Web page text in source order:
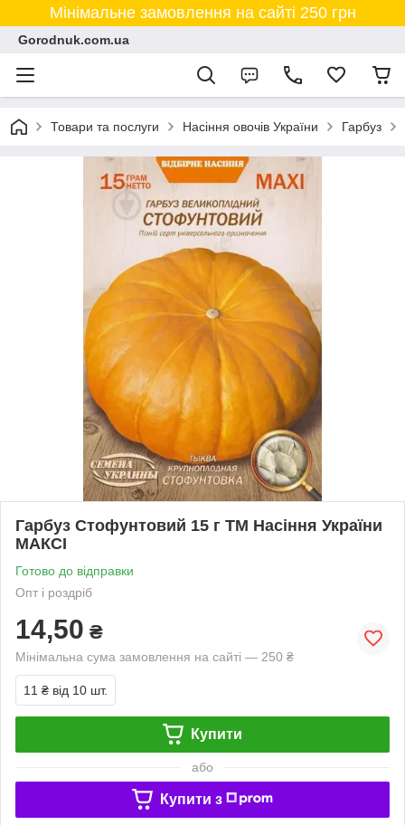
Мінімальне замовлення на сайті 250 грн
Gorodnuk.com.ua
Товари та послуги Насіння овочів України Гарбуз
Гарбуз Стофунтовий 15 г ТМ Насіння України
МАКСІ
Готово до відправки
Опт і роздріб
14,50 ₴
Мінімальна сума замовлення на сайті — 250 ₴
11 ₴ від 10 шт.
Купити
або
Купити з